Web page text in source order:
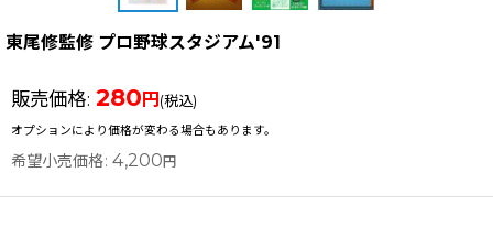
東尾修監修 プロ野球スタジアム'91
販売価格: 280 円 (税込)
オプションにより価格が変わる場合もあります。
希望小売価格: 4,200 円